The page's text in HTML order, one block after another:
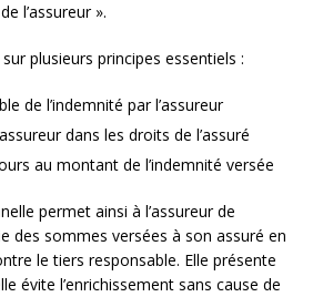
l’assureur ».
plusieurs principes essentiels :
de l’indemnité par l’assureur
dans les droits de l’assuré
au montant de l’indemnité versée
permet ainsi à l’assureur de
des sommes versées à son assuré en
le tiers responsable. Elle présente
évite l’enrichissement sans cause de